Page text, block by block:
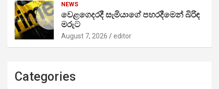
NEWS
වෙළගෙදරදී සැමියාගේ පහරදීමෙන් බිරිඳ
මරුට
August 7, 2026 editor
Categories